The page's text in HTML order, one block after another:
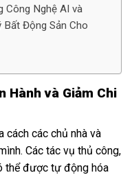
Công Nghệ AI và
Bất Động Sản Cho
Hành và Giảm Chi
cách các chủ nhà và
Các tác vụ thủ công,
thể được tự động hóa